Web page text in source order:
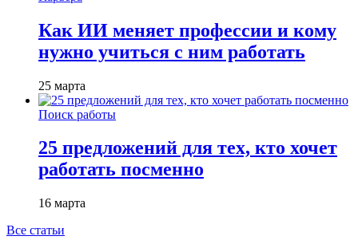
Как ИИ меняет профессии и кому
нужно учиться с ним работать
25 марта
Поиск работы
25 предложений для тех, кто хочет
работать посменно
16 марта
Все статьи